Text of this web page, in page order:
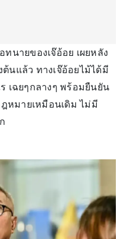
นายของเจ๊อ้อย เผยหลัง
นแล้ว ทางเจ๊อ้อยไม้ได้มี
เฉยๆกลางๆ พร้อมยืนยัน
หมายเหมือนเดิม ไม่มี